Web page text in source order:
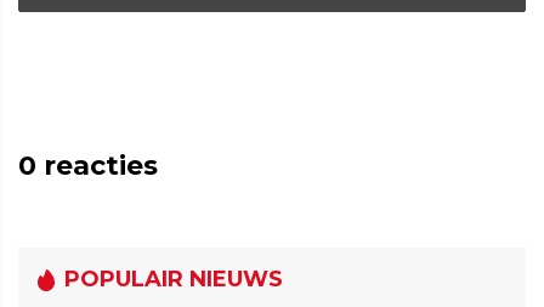
0 reacties
POPULAIR NIEUWS